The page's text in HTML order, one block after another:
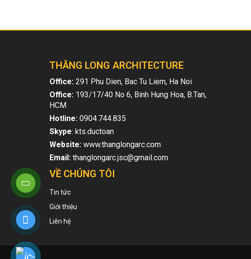
THĂNG LONG ARCHITECTURE
Office: 291 Phu Dien, Bac Tu Liem, Ha Noi
Office: 193/17/40 No 6, Binh Hung Hoa, B.Tan,
HCM
Hotline: 0904.744.835
Skype: kts.ductoan
Website: www.thanglongarc.com
Email: thanglongarc.jsc@gmail.com
VỀ CHÚNG TÔI
Tin tức
Giới thiệu
Liên hệ